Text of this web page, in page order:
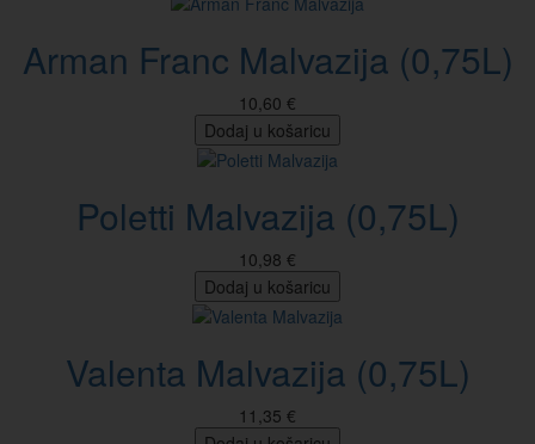
Arman Franc Malvazija (0,75L)
10,60 €
Dodaj u košaricu
Poletti Malvazija (0,75L)
10,98 €
Dodaj u košaricu
Valenta Malvazija (0,75L)
11,35 €